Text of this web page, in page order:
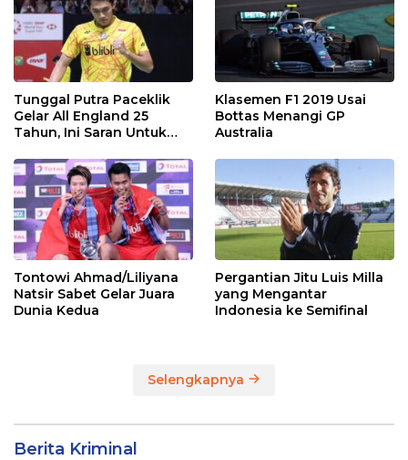
Tunggal Putra Paceklik
Gelar All England 25
Tahun, Ini Saran Untuk
Klasemen F1 2019 Usai
Bottas Menangi GP
Australia
Tontowi Ahmad/Liliyana
Natsir Sabet Gelar Juara
Dunia Kedua
Pergantian Jitu Luis Milla
yang Mengantar
Indonesia ke Semifinal
Selengkapnya
Berita Kriminal